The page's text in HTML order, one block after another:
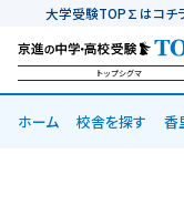
大学受験TOP∑はコチ
トップシグマ
ホーム 校舎を探す 香